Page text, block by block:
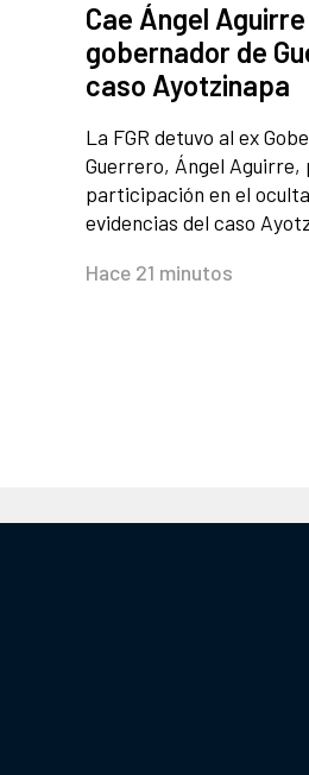
Cae Ángel
gobernador de
caso Ayotzinapa
La FGR detuvo al ex
Guerrero, Ángel Aguirre,
participación en el
evidencias del caso
Hace 21 minutos